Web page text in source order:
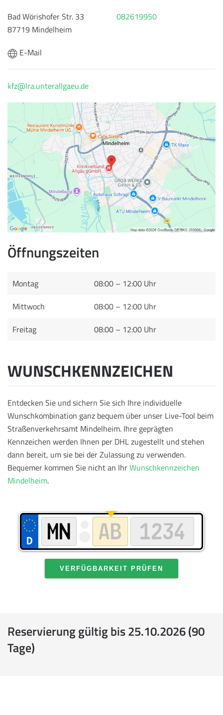
Bad Wörishofer Str. 33
87719 Mindelheim
082619950
E-Mail
kfz@lra.unterallgaeu.de
Öffnungszeiten
Montag
08:00 – 12:00 Uhr
Mittwoch
08:00 – 12:00 Uhr
Freitag
08:00 – 12:00 Uhr
WUNSCHKENNZEICHEN
Entdecken Sie und sichern Sie sich Ihre individuelle
Wunschkombination ganz bequem über unser Live-Tool beim
Straßenverkehrsamt Mindelheim. Ihre geprägten
Kennzeichen werden Ihnen per DHL zugestellt und stehen
dann bereit, um sie bei der Zulassung zu verwenden.
Bequemer kommen Sie nicht an IhrWunschkennzeichen
Mindelheim.
VERFÜGBARKEIT PRÜFEN
Reservierung gültig bis 25.10.2026 (90
Tage)